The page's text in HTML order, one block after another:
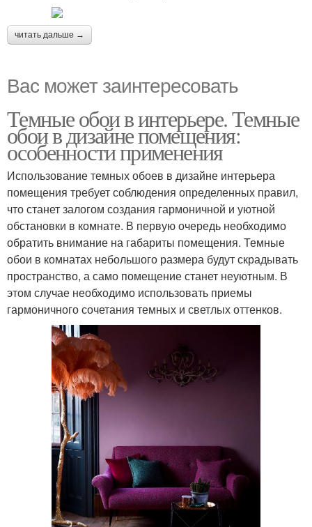
читать дальше →
Вас может заинтересовать
Темные обои в интерьере. Темные
обои в дизайне помещения:
особенности применения
Использование темных обоев в дизайне интерьера
помещения требует соблюдения определенных правил,
что станет залогом создания гармоничной и уютной
обстановки в комнате. В первую очередь необходимо
обратить внимание на габариты помещения. Темные
обои в комнатах небольшого размера будут скрадывать
пространство, а само помещение станет неуютным. В
этом случае необходимо использовать приемы
гармоничного сочетания темных и светлых оттенков.